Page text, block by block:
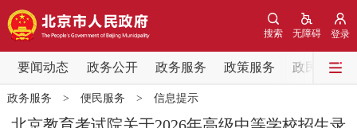
登录
无障碍
搜索
要闻动态 政务公开 政务服务 政策服务 政民互动
要闻动态
党中央精神 国务院信息
政务服务 > 便民服务 > 信息提示